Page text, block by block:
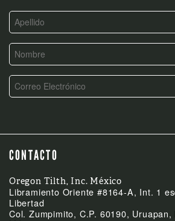
CONTACTO
Oregon Tilth, Inc. México
Libramiento Oriente #8164-A, Int. 1
Libertad
Col. Zumpimito, C.P. 60190, Uruapan,